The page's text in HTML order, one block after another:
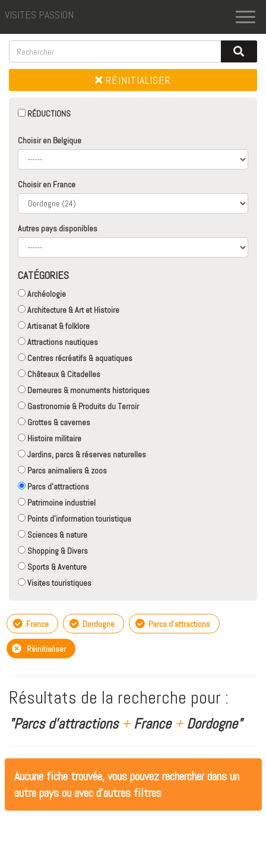
VISITES PASSION
RÉINITIALISER
RÉDUCTIONS
Choisir en Belgique
Choisir en France
Autres pays disponibles
CATÉGORIES
Archéologie
Architecture & Art et Histoire
Artisanat & folklore
Attractions nautiques
Centres récréatifs & aquatiques
Châteaux & Citadelles
Demeures & monuments historiques
Gastronomie & Produits du Terroir
Grottes & cavernes
Histoire militaire
Jardins, parcs & réserves naturelles
Parcs animaliers & zoos
Parcs d'attractions
Patrimoine industriel
Points d'information touristique
Sciences & nature
Shopping & Divers
Sports & Aventure
Visites touristiques
France Dordogne Parcs d'attractions
Réinitialiser
Résultats de la recherche pour :
"Parcs d'attractions +France +Dordogne"
Aucune fiche trouvée, vous pouvez rechercher dans un
autre pays ou avec d'autres filtres